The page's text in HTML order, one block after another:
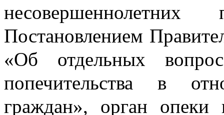
несовершеннолетних
Постановлением
«Об отдельных
попечительства в
граждан», орган опеки